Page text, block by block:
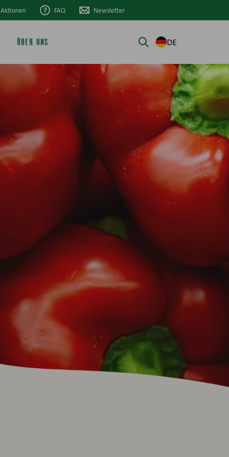
ÜBER UNS DE
Aktionen FAQ Newsletter